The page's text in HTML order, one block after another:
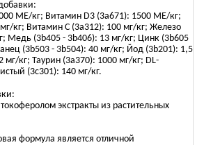
МЕ/кг; Витамин D3 (3а671): 1500 МЕ/кг;
кг; Витамин С (3а312): 100 мг/кг; Железо
Медь (3b405 - 3b406): 13 мг/кг; Цинк (3b605
(3b503 - 3b504): 40 мг/кг; Йод (3b201): 1,5
мг/кг; Таурин (3a370): 1000 мг/кг; DL-
(3c301): 140 мг/кг.
экстракты из растительных
формула является отличной